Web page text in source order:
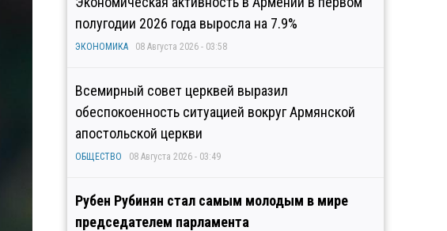
полугодии 2026 года выросла на 7.9%
ЭКОНОМИКА 08 Августа 2026 - 03:58
Всемирный совет церквей выразил
обеспокоенность ситуацией вокруг Армянской
апостольской церкви
ОБЩЕСТВО 08 Августа 2026 - 03:49
Рубен Рубинян стал самым молодым в мире
председателем парламента